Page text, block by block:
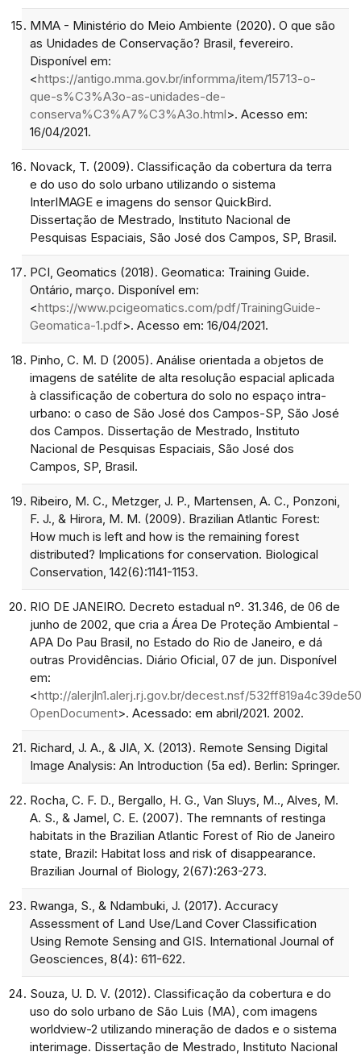
MMA - Ministério do Meio Ambiente (2020). O que são
as Unidades de Conservação? Brasil, fevereiro.
Disponível em:
<https://antigo.mma.gov.br/informma/item/15713-o-
que-s%C3%A3o-as-unidades-de-
conserva%C3%A7%C3%A3o.html>. Acesso em:
16/04/2021.
Novack, T. (2009). Classificação da cobertura da terra
e do uso do solo urbano utilizando o sistema
InterIMAGE e imagens do sensor QuickBird.
Dissertação de Mestrado, Instituto Nacional de
Pesquisas Espaciais, São José dos Campos, SP, Brasil.
PCI, Geomatics (2018). Geomatica: Training Guide.
Ontário, março. Disponível em:
<https://www.pcigeomatics.com/pdf/TrainingGuide-
Geomatica-1.pdf>. Acesso em: 16/04/2021.
Pinho, C. M. D (2005). Análise orientada a objetos de
imagens de satélite de alta resolução espacial aplicada
à classificação de cobertura do solo no espaço intra-
urbano: o caso de São José dos Campos-SP, São José
dos Campos. Dissertação de Mestrado, Instituto
Nacional de Pesquisas Espaciais, São José dos
Campos, SP, Brasil.
Ribeiro, M. C., Metzger, J. P., Martensen, A. C., Ponzoni,
F. J., & Hirora, M. M. (2009). Brazilian Atlantic Forest:
How much is left and how is the remaining forest
distributed? Implications for conservation. Biological
Conservation, 142(6):1141-1153.
RIO DE JANEIRO. Decreto estadual nº. 31.346, de 06 de
junho de 2002, que cria a Área De Proteção Ambiental -
APA Do Pau Brasil, no Estado do Rio de Janeiro, e dá
outras Providências. Diário Oficial, 07 de jun. Disponível
em:
<http://alerjln1.alerj.rj.gov.br/decest.nsf/
OpenDocument>. Acessado: em abril/2021. 2002.
Richard, J. A., & JIA, X. (2013). Remote Sensing Digital
Image Analysis: An Introduction (5a ed). Berlin: Springer.
Rocha, C. F. D., Bergallo, H. G., Van Sluys, M.., Alves, M.
A. S., & Jamel, C. E. (2007). The remnants of restinga
habitats in the Brazilian Atlantic Forest of Rio de Janeiro
state, Brazil: Habitat loss and risk of disappearance.
Brazilian Journal of Biology, 2(67):263-273.
Rwanga, S., & Ndambuki, J. (2017). Accuracy
Assessment of Land Use/Land Cover Classification
Using Remote Sensing and GIS. International Journal of
Geosciences, 8(4): 611-622.
Souza, U. D. V. (2012). Classificação da cobertura e do
uso do solo urbano de São Luis (MA), com imagens
worldview-2 utilizando mineração de dados e o sistema
interimage. Dissertação de Mestrado, Instituto Nacional